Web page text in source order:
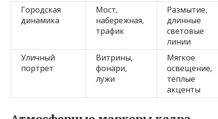
Городская
динамика
Мост,
набережная,
трафик
Размытие,
длинные
световые
линии
Уличный
портрет
Витрины,
фонари,
лужи
Мягкое
освещение,
теплые
акценты